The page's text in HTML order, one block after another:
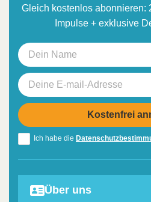
Gleich kostenlos abonnieren:
Impulse + exklusive
Ich habe die
Über uns